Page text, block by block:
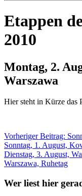
Etappen
2010
Montag, 2.
Warszawa
Hier steht in Kürze das
Vorheriger Beitrag:
Sonntag, 1. August,
Dienstag, 3. August,
Warszawa, Ruhetag
Wer liest hier